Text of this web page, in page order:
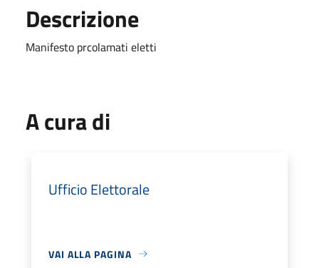
Descrizione
Manifesto prcolamati eletti
A cura di
Ufficio Elettorale
VAI ALLA PAGINA